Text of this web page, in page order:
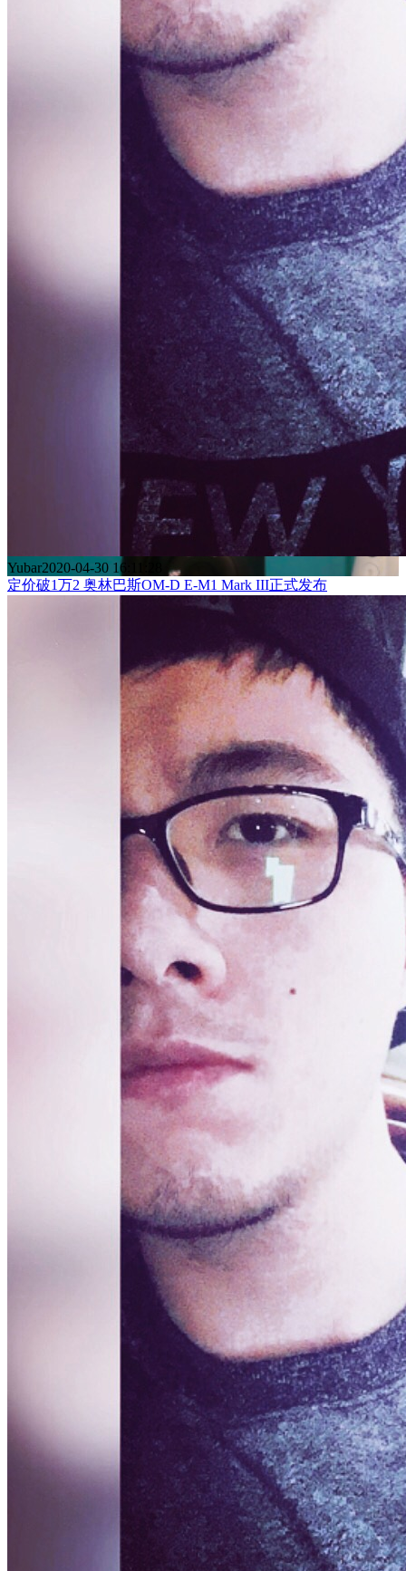
Yubar2020-04-30 16:11:28
定价破1万2 奥林巴斯OM-D E-M1 Mark III正式发布